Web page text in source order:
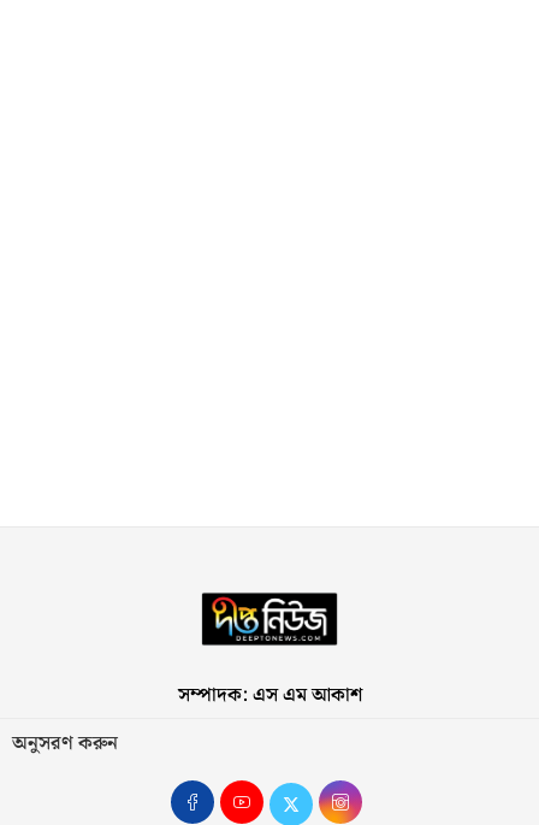
সম্পাদক: এস এম আকাশ
অনুসরণ করুন